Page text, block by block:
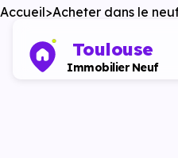
Toulouse
Immobilier Neuf
Accueil Acheter dans le